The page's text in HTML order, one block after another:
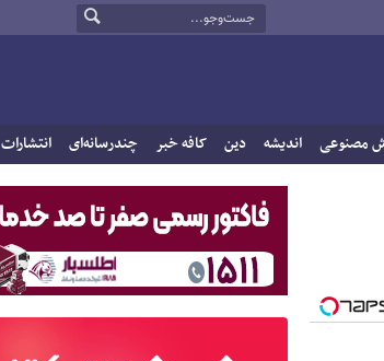
مصنوعی اندیشه دین کافه خبر چندرسانه‌ای انتشارات